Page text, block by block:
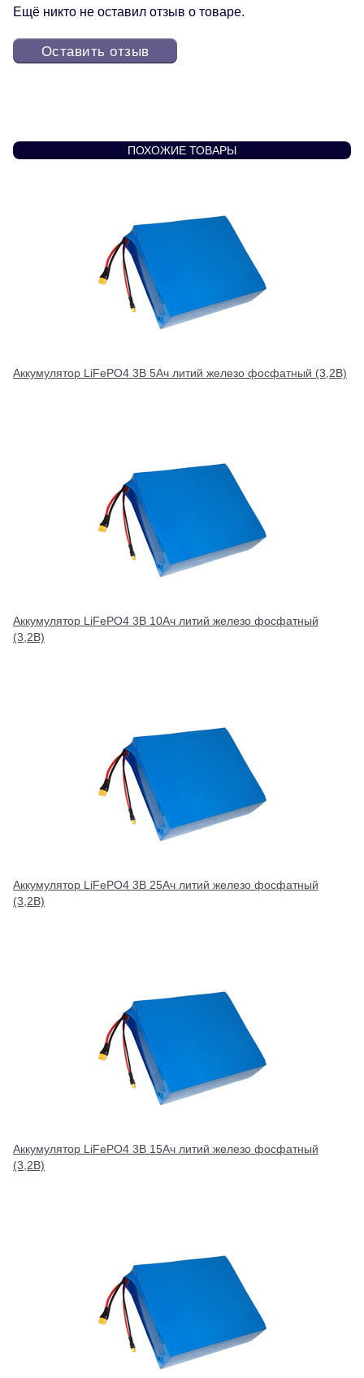
Ещё никто не оставил отзыв о товаре.
Оставить отзыв
ПОХОЖИЕ ТОВАРЫ
Аккумулятор LiFePO4 3В 5Ач литий железо фосфатный (3,2В)
Аккумулятор LiFePO4 3В 10Ач литий железо фосфатный
(3,2В)
Аккумулятор LiFePO4 3В 25Ач литий железо фосфатный
(3,2В)
Аккумулятор LiFePO4 3В 15Ач литий железо фосфатный
(3,2В)